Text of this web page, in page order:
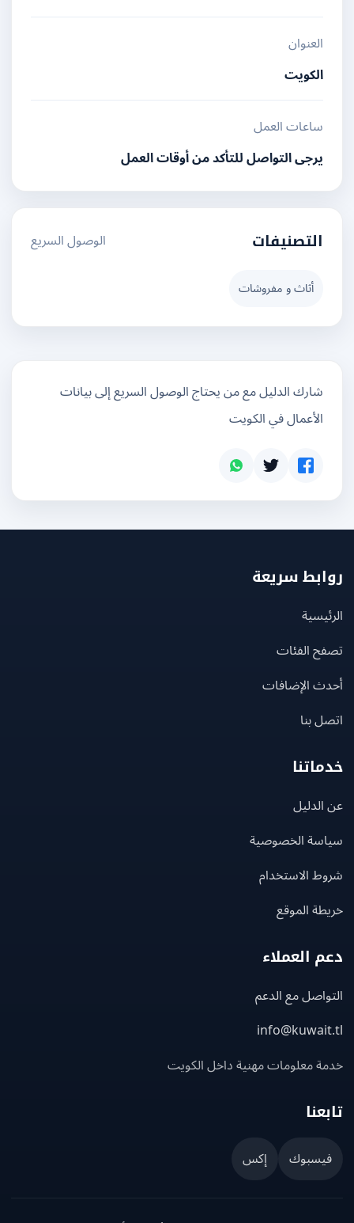
العنوان
الكويت
ساعات العمل
يرجى التواصل للتأكد من أوقات العمل
التصنيفات الوصول السريع
أثاث و مفروشات
شارك الدليل مع من يحتاج الوصول السريع إلى بيانات
الأعمال في الكويت
سريعة
الفئات
الإضافات
بنا
الخصوصية
الاستخدام
الموقع
العملاء
مع الدعم
معلومات مهنية داخل الكويت
إكس